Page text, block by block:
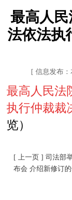
最高人
法依法执
[ 信息发布：
最高人民法
执行仲裁裁
览）
[ 上一页 ] 司法部
布会 介绍新修订的